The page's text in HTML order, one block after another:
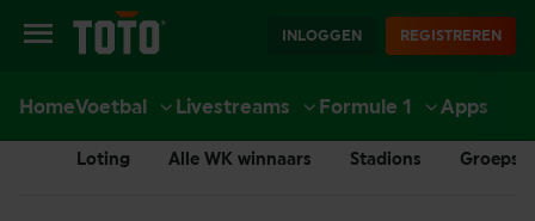
INLOGGEN REGISTREREN
HomeVoetbal Livestreams Formule 1 Apps
Loting Alle WK winnaars Stadions